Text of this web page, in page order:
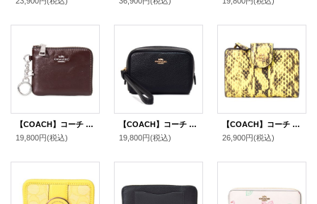
【COACH】コーチ 財布 シャイニー スムースレザー ロゴ キーリング チャーム付き スモール コーナー ジップ ウォレット 財布 メイプル〔日本未発売〕
19,800円(税込)
【COACH】コーチ ポーチ ペブルレザー スクエア ポーチ ミニ ジップ リストレット 小物入れ ポーチ ブラック〔日本未発売〕
19,800円(税込)
【COACH】コーチ 財布 パイソン スネー エンボスドレザーク アニマル ロゴ ミディアム コーナー ジップ ウォレット 二つ折り財布 イエロー（日本未発売）
26,900円(税込)